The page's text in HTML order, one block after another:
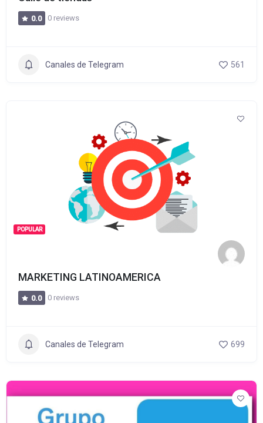
0.0 0 reviews
Canales de Telegram 561
POPULAR
MARKETING LATINOAMERICA
0.0 0 reviews
Canales de Telegram 699